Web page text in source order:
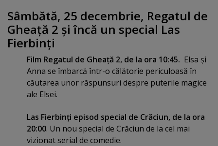
Sâmbătă, 25 decembrie, Regatul de
Gheaţă 2 şi încă un special Las
Fierbinţi
Film Regatul de Gheaţă 2, de la ora 10:45. Elsa şi
Anna se îmbarcă într-o călătorie periculoasă în
căutarea unor răspunsuri despre puterile magice
ale Elsei.
Las Fierbinţi episod special de Crăciun, de la ora
20:00. Un nou special de Crăciun de la cel mai
vizionat serial de comedie.